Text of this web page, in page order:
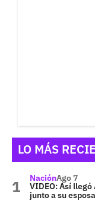
LO MÁS
NaciónAgo 7
VIDEO: Así
junto a su